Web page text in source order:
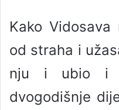
Kako
od straha i
nju i ubio i
dvogodišnje